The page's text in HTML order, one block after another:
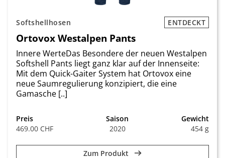
Softshellhosen ENTDECKT
Ortovox Westalpen Pants
Innere WerteDas Besondere der neuen Westalpen
Softshell Pants liegt ganz klar auf der Innenseite:
Mit dem Quick-Gaiter System hat Ortovox eine
neue Saumregulierung konzipiert, die eine
Gamasche [..]
Preis
469.00 CHF
Saison
2020
Gewicht
454 g
Zum Produkt